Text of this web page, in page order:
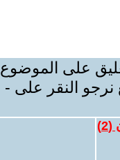
على الموضوع
نرجو النقر على -
(
2
)